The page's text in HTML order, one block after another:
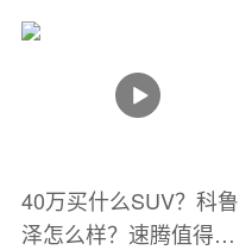
40万买什么SUV？科鲁
泽怎么样？速腾值得买